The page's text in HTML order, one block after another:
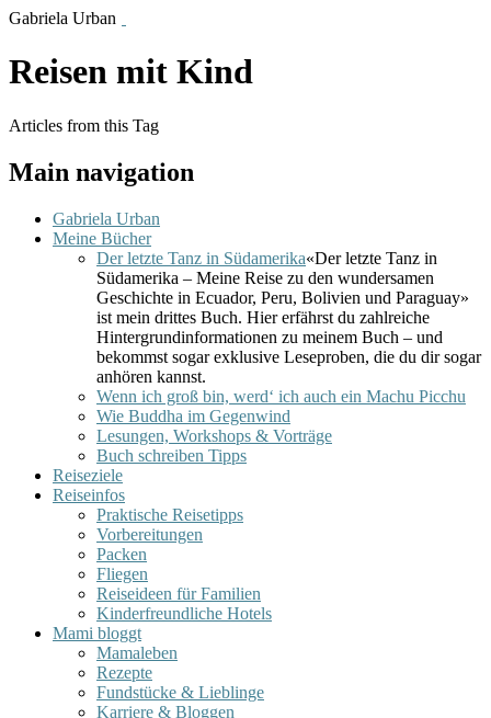
Gabriela Urban
Reisen mit Kind
Articles from this Tag
Main navigation
Gabriela Urban
Meine Bücher
Der letzte Tanz in Südamerika«Der letzte Tanz in
Südamerika – Meine Reise zu den wundersamen
Geschichte in Ecuador, Peru, Bolivien und Paraguay»
ist mein drittes Buch. Hier erfährst du zahlreiche
Hintergrundinformationen zu meinem Buch – und
bekommst sogar exklusive Leseproben, die du dir sogar
anhören kannst.
Wenn ich groß bin, werd‘ ich auch ein Machu Picchu
Wie Buddha im Gegenwind
Lesungen, Workshops & Vorträge
Buch schreiben Tipps
Reiseziele
Reiseinfos
Praktische Reisetipps
Vorbereitungen
Packen
Fliegen
Reiseideen für Familien
Kinderfreundliche Hotels
Mami bloggt
Mamaleben
Rezepte
Fundstücke & Lieblinge
Karriere & Bloggen